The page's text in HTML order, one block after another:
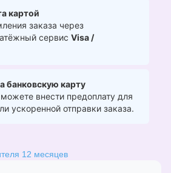
картой
заказа через
сервис Visa /
банковскую карту
внести предоплату для
ускоренной отправки заказа.
12 месяцев